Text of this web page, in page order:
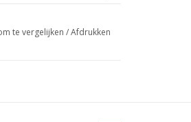
GELDEREN van
te vergelijken /Afdrukken